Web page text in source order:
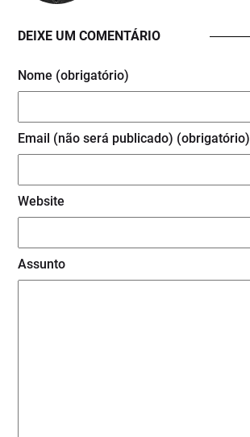
DEIXE UM COMENTÁRIO
Nome (obrigatório)
Email (não será publicado) (obrigatório)
Website
Assunto